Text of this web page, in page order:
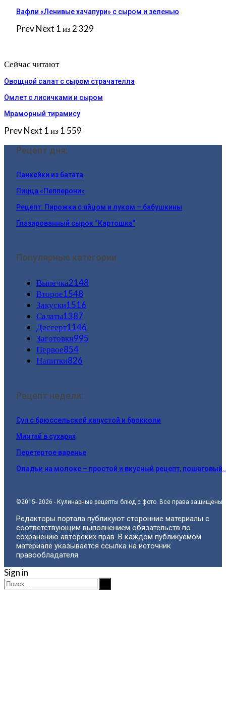
Вафли «Ленивые хачапури» с сыром и зеленью
PrevNext 1 из 2 329
Сейчас читают
Овощной салат с сыром страчателла
Омлет с лисичками и сыром
Мраморный тирамису
PrevNext 1 из 1 559
Рецепт дня:
Панкейки из батата
Пицца «Пепперони»
Рецепт: Пирожки с яйцом и луком – бабушкины
Глазированный сырок “Картошка”
Популярные категории
Выпечка2148
Второе1548
Закуски1516
Салаты1387
Дессерт1146
Заготовки995
Первое854
Напитки826
Рецепт недели:
Суп с брюссельской капустой и брокколи
Минтай в сухарях
Перетертое варенье
Оладьи на молоке – простой и вкусный рецепт,
©2015- 2026 - Кулинарные рецепты блюд с фото. Все права защищены.
Редакторы портала публикуют сторонние материалы с
соответствующим выполнением обязательств по
сохранению авторских прав. В каждом публикуемом
материале указывается ссылка на источник
правообладателя.
Sign in